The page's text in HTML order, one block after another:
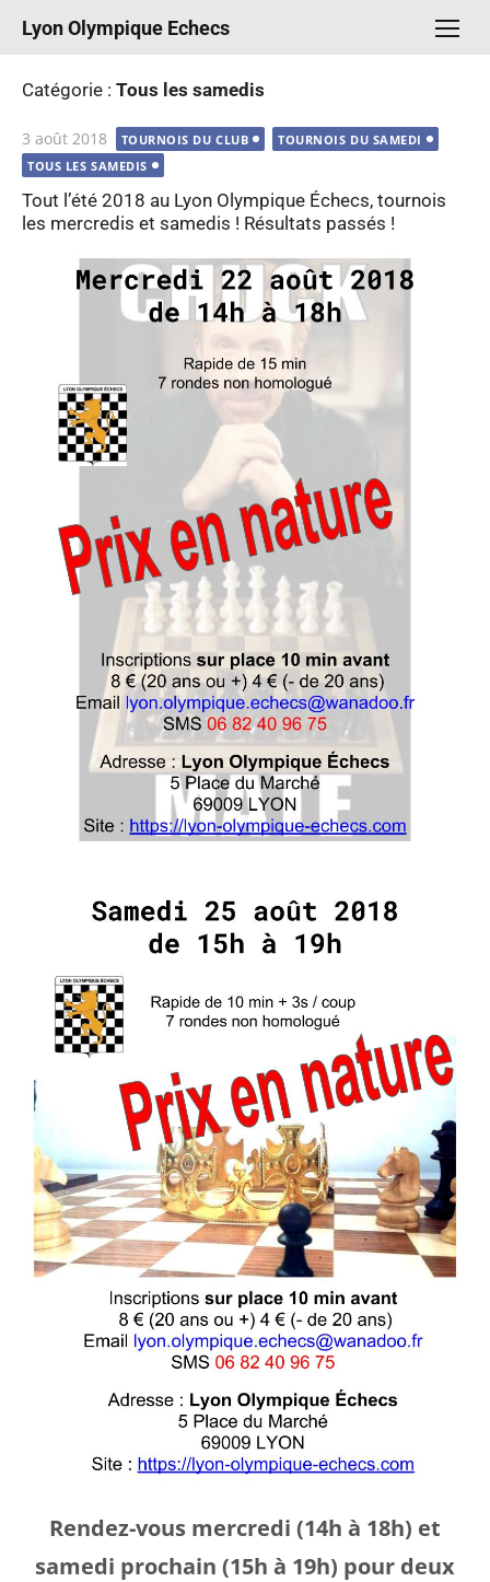
Lyon Olympique Echecs
Catégorie : Tous les samedis
Publié
le
3 août 2018 TOURNOIS DU CLUB
TOURNOIS DU SAMEDI
TOUS LES SAMEDIS
Tout l’été 2018 au Lyon Olympique Échecs, tournois
les mercredis et samedis ! Résultats passés !
Rendez-vous mercredi (14h à 18h) et
samedi prochain (15h à 19h) pour deux